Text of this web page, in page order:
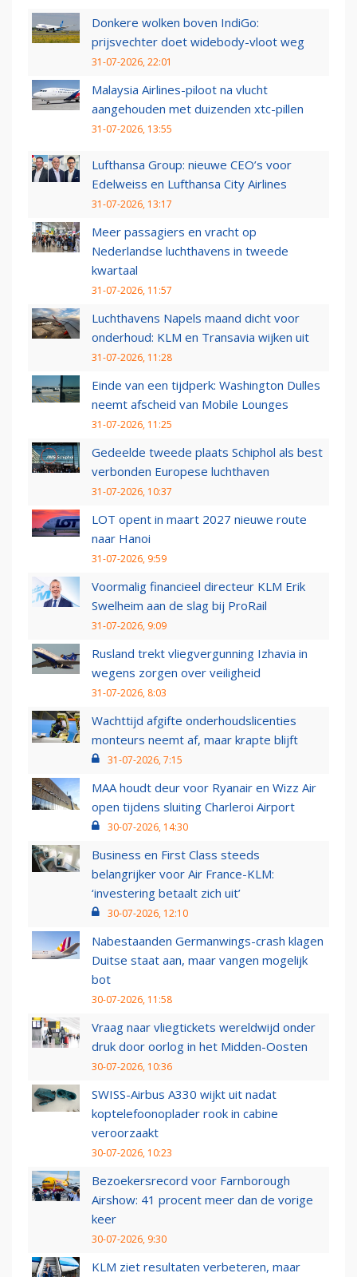
Donkere wolken boven IndiGo:
prijsvechter doet widebody-vloot weg
31-07-2026, 22:01
Malaysia Airlines-piloot na vlucht
aangehouden met duizenden xtc-pillen
31-07-2026, 13:55
Lufthansa Group: nieuwe CEO’s voor
Edelweiss en Lufthansa City Airlines
31-07-2026, 13:17
Meer passagiers en vracht op
Nederlandse luchthavens in tweede
kwartaal
31-07-2026, 11:57
Luchthavens Napels maand dicht voor
onderhoud: KLM en Transavia wijken uit
31-07-2026, 11:28
Einde van een tijdperk: Washington Dulles
neemt afscheid van Mobile Lounges
31-07-2026, 11:25
Gedeelde tweede plaats Schiphol als best
verbonden Europese luchthaven
31-07-2026, 10:37
LOT opent in maart 2027 nieuwe route
naar Hanoi
31-07-2026, 9:59
Voormalig financieel directeur KLM Erik
Swelheim aan de slag bij ProRail
31-07-2026, 9:09
Rusland trekt vliegvergunning Izhavia in
wegens zorgen over veiligheid
31-07-2026, 8:03
Wachttijd afgifte onderhoudslicenties
monteurs neemt af, maar krapte blijft
31-07-2026, 7:15
MAA houdt deur voor Ryanair en Wizz Air
open tijdens sluiting Charleroi Airport
30-07-2026, 14:30
Business en First Class steeds
belangrijker voor Air France-KLM:
‘investering betaalt zich uit’
30-07-2026, 12:10
Nabestaanden Germanwings-crash klagen
Duitse staat aan, maar vangen mogelijk
bot
30-07-2026, 11:58
Vraag naar vliegtickets wereldwijd onder
druk door oorlog in het Midden-Oosten
30-07-2026, 10:36
SWISS-Airbus A330 wijkt uit nadat
koptelefoonoplader rook in cabine
veroorzaakt
30-07-2026, 10:23
Bezoekersrecord voor Farnborough
Airshow: 41 procent meer dan de vorige
keer
30-07-2026, 9:30
KLM ziet resultaten verbeteren, maar